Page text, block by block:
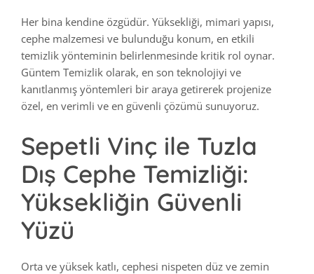
Her bina kendine özgüdür. Yüksekliği, mimari yapısı,
cephe malzemesi ve bulunduğu konum, en etkili
temizlik yönteminin belirlenmesinde kritik rol oynar.
Güntem Temizlik olarak, en son teknolojiyi ve
kanıtlanmış yöntemleri bir araya getirerek projenize
özel, en verimli ve en güvenli çözümü sunuyoruz.
Sepetli Vinç ile Tuzla
Dış Cephe Temizliği:
Yüksekliğin Güvenli
Yüzü
Orta ve yüksek katlı, cephesi nispeten düz ve zemin